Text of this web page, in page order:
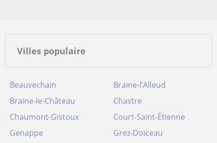
Villes populaire
Beauvechain
Braine-l’Alleud
Braine-le-Château
Chastre
Chaumont-Gistoux
Court-Saint-Étienne
Genappe
Grez-Doiceau